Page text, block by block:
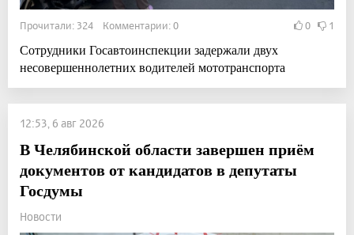
Прочитали: 324 Комментарии: 0 0 1
Сотрудники Госавтоинспекции задержали двух
несовершеннолетних водителей мототранспорта
12:53, 6 авг 2026
В Челябинской области завершен приём
документов от кандидатов в депутаты
Госдумы
Новости